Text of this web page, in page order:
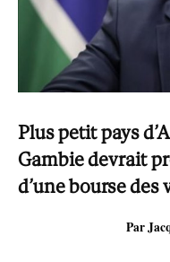
Plus petit pays
Gambie devrait
d’une bourse
Par